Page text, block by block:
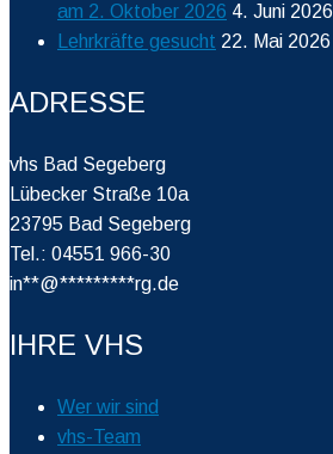
am 2. Oktober 2026 4. Juni 2026
Lehrkräfte gesucht 22. Mai 2026
ADRESSE
vhs Bad Segeberg
Lübecker Straße 10a
23795 Bad Segeberg
Tel.: 04551 966-30
in**@*********rg.de
IHRE VHS
Wer wir sind
vhs-Team